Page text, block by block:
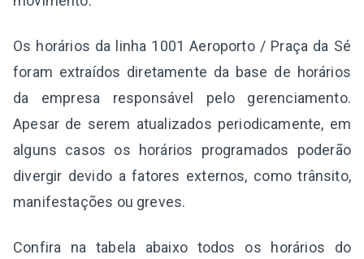
Os horários da linha 1001 Aeroporto / Praça da Sé
foram extraídos diretamente da base de horários
da empresa responsável pelo gerenciamento.
Apesar de serem atualizados periodicamente, em
alguns casos os horários programados poderão
divergir devido a fatores externos, como trânsito,
manifestações ou greves.
Confira na tabela abaixo todos os horários do